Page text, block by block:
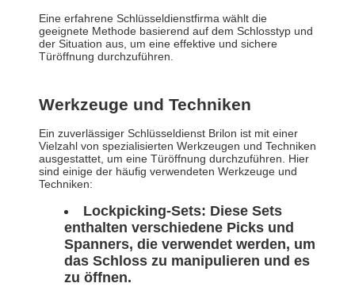
Eine erfahrene Schlüsseldienstfirma wählt die
geeignete Methode basierend auf dem Schlosstyp und
der Situation aus, um eine effektive und sichere
Türöffnung durchzuführen.
Werkzeuge und Techniken
Ein zuverlässiger Schlüsseldienst Brilon ist mit einer
Vielzahl von spezialisierten Werkzeugen und Techniken
ausgestattet, um eine Türöffnung durchzuführen. Hier
sind einige der häufig verwendeten Werkzeuge und
Techniken:
Lockpicking-Sets: Diese Sets
enthalten verschiedene Picks und
Spanners, die verwendet werden, um
das Schloss zu manipulieren und es
zu öffnen.